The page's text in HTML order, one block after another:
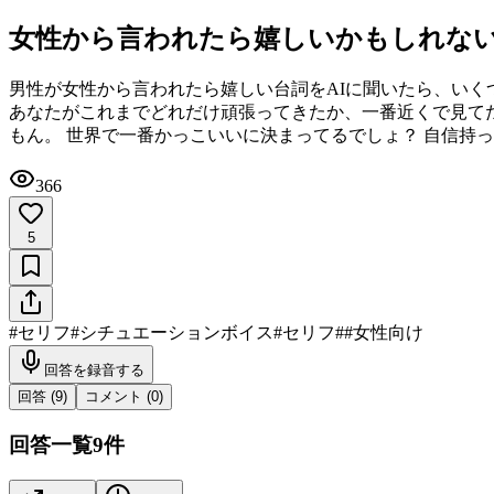
女性から言われたら嬉しいかもしれな
男性が女性から言われたら嬉しい台詞をAIに聞いたら、い
あなたがこれまでどれだけ頑張ってきたか、一番近くで見
もん。 世界で一番かっこいいに決まってるでしょ？ 自信持
366
5
#セリフ#シチュエーションボイス#セリフ##女性向け
回答を録音する
回答 (9) コメント (0)
回答一覧9件